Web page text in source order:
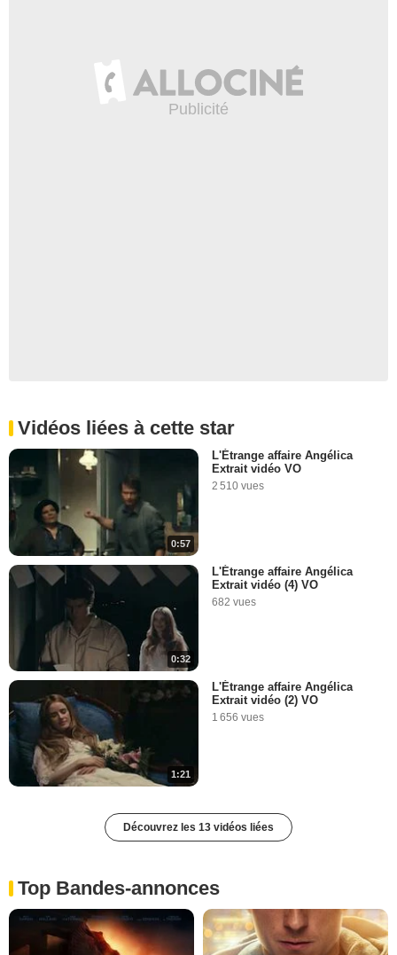
Vidéos liées à cette star
0:57
L'Étrange affaire Angélica
Extrait vidéo VO
2 510 vues
0:32
L'Étrange affaire Angélica
Extrait vidéo (4) VO
682 vues
1:21
L'Étrange affaire Angélica
Extrait vidéo (2) VO
1 656 vues
Découvrez les 13 vidéos liées
Top Bandes-annonces